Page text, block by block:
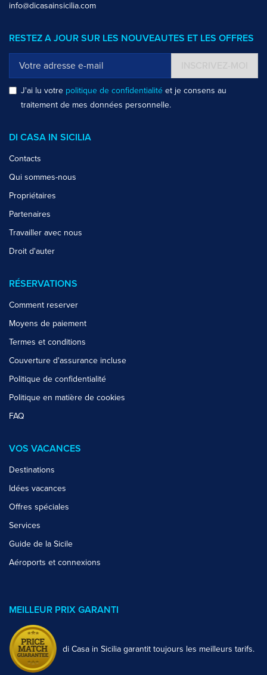
info@dicasainsicilia.com
RESTEZ A JOUR SUR LES NOUVEAUTES ET LES OFFRES
J'ai lu votre politique de confidentialité et je consens au
traitement de mes données personnelle.
DI CASA IN SICILIA
Contacts
Qui sommes-nous
Propriétaires
Partenaires
Travailler avec nous
Droit d'auter
RÉSERVATIONS
Comment reserver
Moyens de paiement
Termes et conditions
Couverture d'assurance incluse
Politique de confidentialité
Politique en matière de cookies
FAQ
VOS VACANCES
Destinations
Idées vacances
Offres spéciales
Services
Guide de la Sicile
Aéroports et connexions
MEILLEUR PRIX GARANTI
di Casa in Sicilia garantit toujours les meilleurs tarifs.